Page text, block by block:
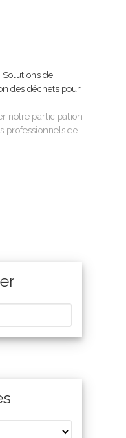
Solutions de
des déchets pour
notre participation
professionnels de